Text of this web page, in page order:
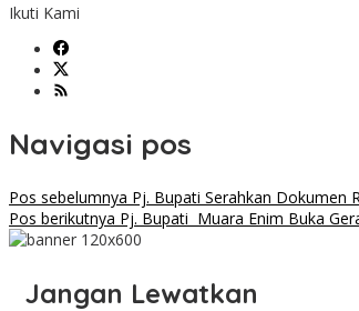
Ikuti Kami
Navigasi pos
Pos sebelumnya Pj. Bupati Serahkan Dokumen
Pos berikutnya Pj. Bupati Muara Enim Buka
Jangan Lewatkan